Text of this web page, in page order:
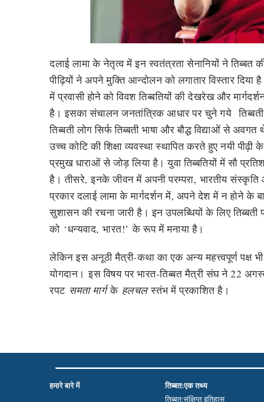
दलाई लामा के नेतृत्व में इन स्वतंत्रता सेनानियों ने तिब्बत
पीढ़ियों ने अपने मुक्ति आन्दोलन को लगातार विस्तार
में प्रवासी होने को विवश तिब्बतियों की देखरेख और
है। इसका संचालन जनतांत्रिक आधार पर चुने गये
तिब्बती लोग सिर्फ तिब्बती भाषा और बौद्ध विद्याओं से
उच्च कोटि की शिक्षा व्यवस्था स्थापित करते हुए नयी पीढ़ी
प्रमुख धाराओं से जोड़ लिया है। युवा तिब्बतियों में सौ
है। तीसरे,इनके जीवन में अपनी परम्परा, भारतीय
प्रकार दलाई लामा के मार्गदर्शन में, अपने देश में न होने
सुशासन की रचना जारी है। इन उपलब्धियों के लिए
को ‘धन्यवाद, भारत!’के रूप में मनाया है।
लेकिन इस अनूठी मैत्री-कथा का एक अन्य महत्त्वपूर्ण पक्ष
योगदान। इस विषय पर भारत-तिब्बत मैत्री संघ ने 22
रपट समता मार्गके हलचलस्तंभ में प्रकाशित है।
हमारे बारे में तिब्बत:एक तथ्य
तिब्बत:संक्षिप्त इतिहास